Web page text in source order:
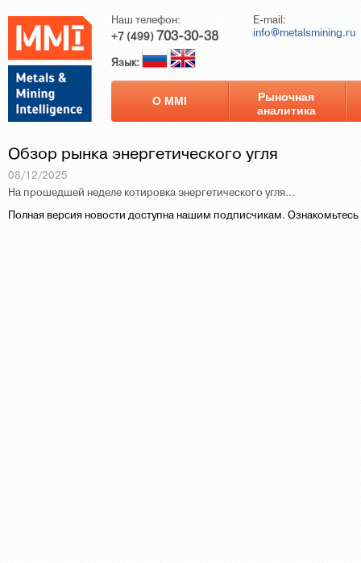
Наш телефон:
+7 (499) 703-30-38
Язык:
E-mail:
info@metalsmining.ru
О ММI
Рыночная
аналитика
Обзор рынка энергетического угля
08/12/2025
На прошедшей неделе котировка энергетического угля...
Полная версия новости доступна нашим подписчикам.